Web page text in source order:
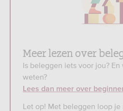
Meer lezen over
Is beleggen iets voor jou?
weten?
Lees dan meer over
Let op! Met beleggen loop je